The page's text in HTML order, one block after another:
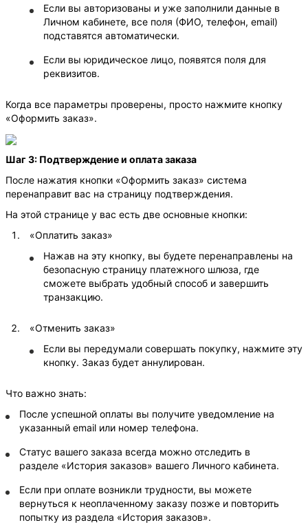
Если вы авторизованы и уже заполнили данные в
Личном кабинете, все поля (ФИО, телефон, email)
подставятся автоматически.
Если вы юридическое лицо, появятся поля для
реквизитов.
Когда все параметры проверены, просто нажмите кнопку
«Оформить заказ».
Шаг 3: Подтверждение и оплата заказа
После нажатия кнопки «Оформить заказ» система
перенаправит вас на страницу подтверждения.
На этой странице у вас есть две основные кнопки:
«Оплатить заказ»
Нажав на эту кнопку, вы будете перенаправлены на
безопасную страницу платежного шлюза, где
сможете выбрать удобный способ и завершить
транзакцию.
«Отменить заказ»
Если вы передумали совершать покупку, нажмите эту
кнопку. Заказ будет аннулирован.
Что важно знать:
После успешной оплаты вы получите уведомление на
указанный email или номер телефона.
Статус вашего заказа всегда можно отследить в
разделе «История заказов» вашего Личного кабинета.
Если при оплате возникли трудности, вы можете
вернуться к неоплаченному заказу позже и повторить
попытку из раздела «История заказов».